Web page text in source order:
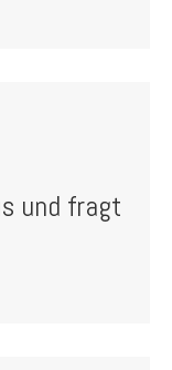
und fragt